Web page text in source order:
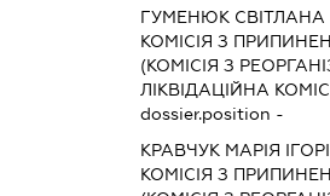
ГУМЕНЮК СВІТЛАНА
КОМІСІЯ З
(КОМІСІЯ З
ЛІКВІДАЦІЙНА
dossier.position -
КРАВЧУК МАРІЯ
КОМІСІЯ З